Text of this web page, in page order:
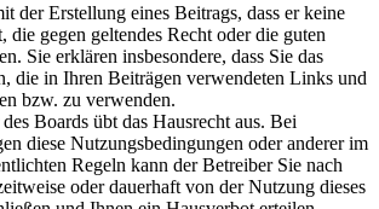
der Erstellung eines Beitrags, dass er keine
die gegen geltendes Recht oder die guten
Sie erklären insbesondere, dass Sie das
die in Ihren Beiträgen verwendeten Links und
bzw. zu verwenden.
Boards übt das Hausrecht aus. Bei
diese Nutzungsbedingungen oder anderer im
Regeln kann der Betreiber Sie nach
oder dauerhaft von der Nutzung dieses